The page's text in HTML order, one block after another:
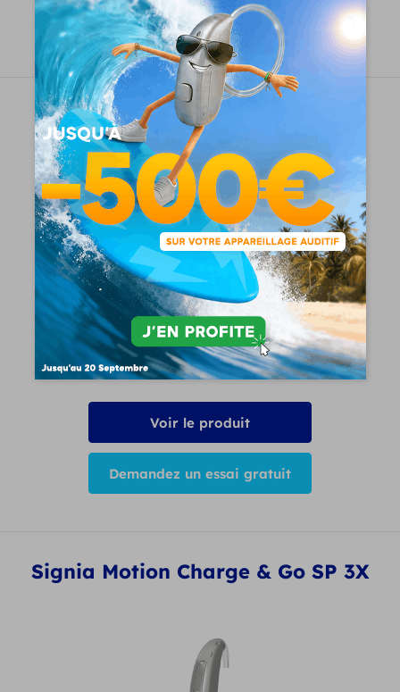
Demandez un essai gratuit
Signia Pure Charge & Go 3Nx
995€
Voir le produit
Demandez un essai gratuit
Signia Motion Charge & Go SP 3X